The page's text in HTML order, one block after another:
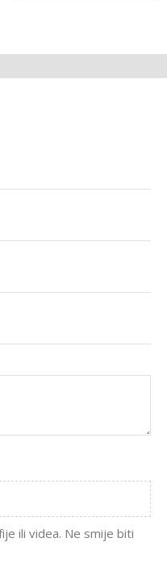
ili videa. Ne smije biti